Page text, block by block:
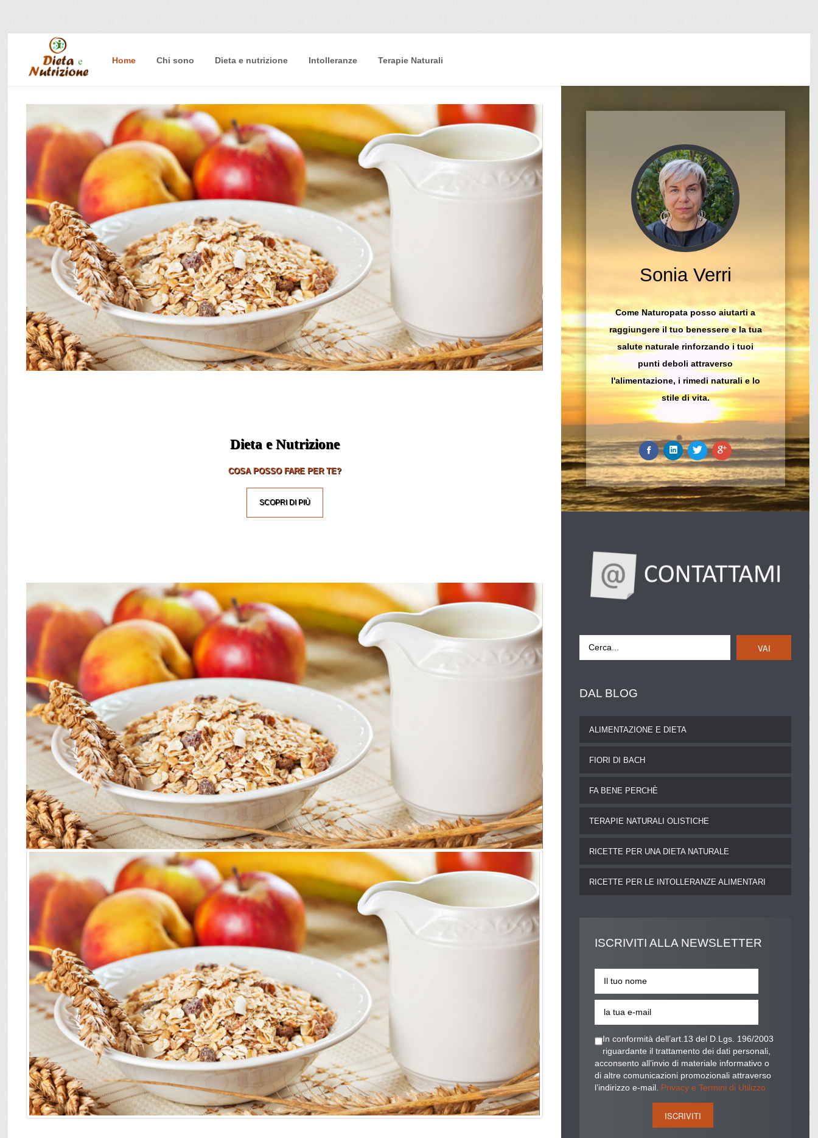
Intolleranze
Terapie Naturali
Home Chi sono Dieta e nutrizione Intolleranze Terapie Naturali
Dieta e Nutrizione
COSA POSSO FARE PER TE?
SCOPRI DI PIÙ
Sonia Verri
Come Naturopata posso aiutarti a
raggiungere il tuo benessere e la tua
salute naturale rinforzando i tuoi
punti deboli attraverso
l'alimentazione, i rimedi naturali e lo
stile di vita.
VAI
DAL BLOG
ALIMENTAZIONE E DIETA
FIORI DI BACH
FA BENE PERCHÈ
TERAPIE NATURALI OLISTICHE
RICETTE PER UNA DIETA NATURALE
RICETTE PER LE INTOLLERANZE ALIMENTARI
ISCRIVITIALLA NEWSLETTER
In conformità dell’art.13 del D.Lgs. 196/2003
riguardante il trattamento dei dati personali,
acconsento all’invio di materiale informativo o
di altre comunicazioni promozionali attraverso
l’indirizzo e-mail. Privacy e Termini di Utilizzo